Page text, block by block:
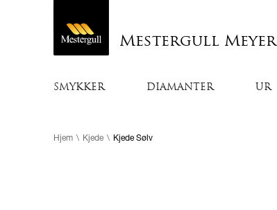
Mestergull Meyer
SMYKKER DIAMANTER UR
Hjem \ Kjede \ Kjede Sølv